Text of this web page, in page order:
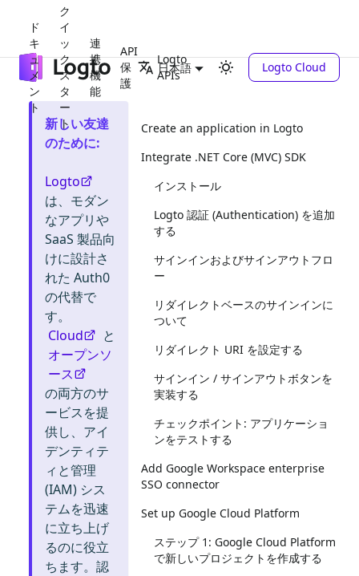
ド
キ
ュ
メ
ン
ト
ク
イ
ッ
ク
ス
タ
ー
ト
連
携
機
能
API
保
護
Logto
APIs
日本語 Logto Cloud
新しい友達
のために:
Logto
は、モダン
なアプリや
SaaS 製品向
けに設計さ
れた Auth0
の代替で
す。
Cloud
と
オープンソ
ース
の両方のサ
ービスを提
供し、アイ
デンティテ
ィと管理
(IAM) シス
テムを迅速
に立ち上げ
るのに役立
ちます。認
Create an application in Logto
Integrate .NET Core (MVC) SDK
インストール
Logto 認証 (Authentication) を追加
する
サインインおよびサインアウトフロ
ー
リダイレクトベースのサインインに
ついて
リダイレクト URI を設定する
サインイン / サインアウトボタンを
実装する
チェックポイント: アプリケーショ
ンをテストする
Add Google Workspace enterprise
SSO connector
Set up Google Cloud Platform
ステップ 1: Google Cloud Platform
で新しいプロジェクトを作成する